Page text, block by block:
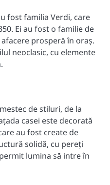
fost familia Verdi, care
Ei au fost o familie de
prosperă în oraș.
neoclasic, cu elemente
de stiluri, de la
casei este decorată
au fost create de
solidă, cu pereți
lumina să intre în